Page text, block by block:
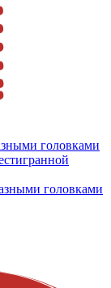
головками
головками